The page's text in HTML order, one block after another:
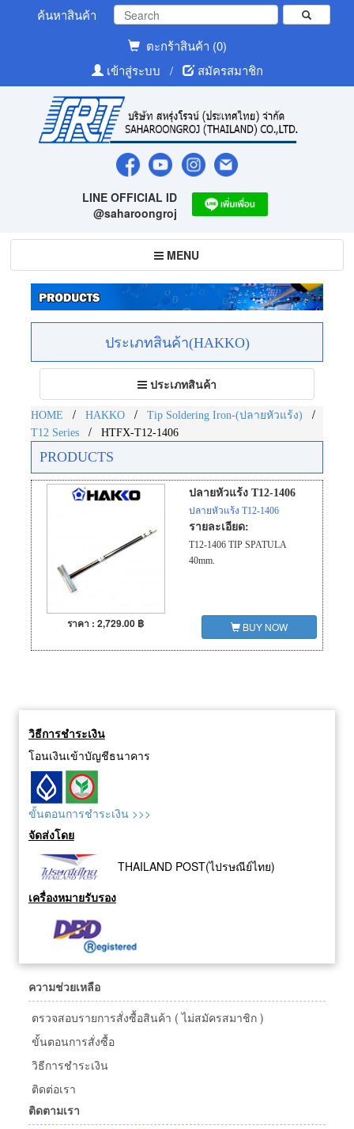
ค้นหาสินค้า
ตะกร้าสินค้า (0)
เข้าสู่ระบบ
/ สมัครสมาชิก
LINE OFFICIAL ID
@saharoongroj
Toggle
navigation
MENU
ประเภทสินค้า(HAKKO)
Toggle
navigation
ประเภทสินค้า
HOME / HAKKO / Tip Soldering Iron-(ปลายหัวแร้ง) /
T12 Series / HTFX-T12-1406
PRODUCTS
ปลายหัวแร้ง T12-1406
ปลายหัวแร้ง T12-1406
รายละเอียด:
T12-1406 TIP SPATULA
40mm.
ราคา : 2,729.00 ฿ BUY NOW
วิธีการชำระเงิน
โอนเงินเข้าบัญชีธนาคาร
ขั้นตอนการชำระเงิน >>>
จัดส่งโดย
THAILAND POST(ไปรษณีย์ไทย)
เครื่องหมายรับรอง
ความช่วยเหลือ
ตรวจสอบรายการสั่งซื้อสินค้า ( ไม่สมัครสมาชิก )
ขั้นตอนการสั่งซื้อ
วิธีการชำระเงิน
ติดต่อเรา
ติดตามเรา